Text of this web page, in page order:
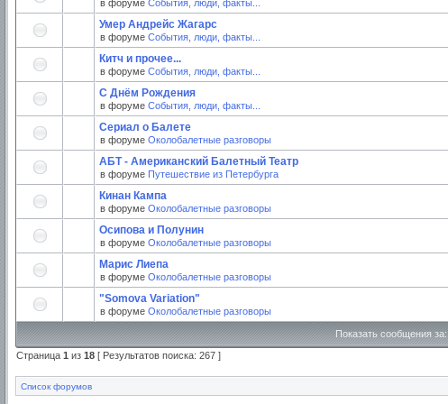
в форуме События, люди, факты...
Умер Андрейс Жагарс
в форуме События, люди, факты...
Китч и прочее...
в форуме События, люди, факты...
С Днём Рождения
в форуме События, люди, факты...
Сериал о Балете
в форуме Околобалетные разговоры
АБТ - Американский Балетный Театр
в форуме Путешествие из Петербурга
Кинан Кампа
в форуме Околобалетные разговоры
Осипова и Полунин
в форуме Околобалетные разговоры
Марис Лиепа
в форуме Околобалетные разговоры
"Somova Variation"
в форуме Околобалетные разговоры
Показать сообщения за:
Страница 1 из 18 [ Результатов поиска: 267 ]
Список форумов